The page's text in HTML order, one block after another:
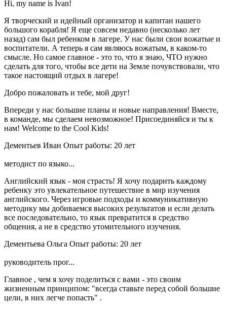
Hi, my name is Ivan!
Я творческий и идейный организатор и капитан нашего
большого корабля! Я еще совсем недавно (несколько лет
назад) сам был ребенком в лагере. У нас были свои вожатые и
воспитатели. А теперь я сам являюсь вожатым, в каком-то
смысле. Но самое главное - это то, что я знаю, ЧТО нужно
сделать для того, чтобы все дети на Земле почувствовали, что
такое настоящий отдых в лагере!
Добро пожаловать и тебе, мой друг!
Впереди у нас большие планы и новые направления! Вместе,
в команде, мы сделаем невозможное! Присоединяйся и ты к
нам! Welсome to the Cool Kids!
Дементьев Иван Опыт работы: 20 лет
методист по языко...
Английский язык - моя страсть! Я хочу подарить каждому
ребенку это увлекательное путешествие в мир изучения
английского. Через игровые подходы и коммуникативную
методику мы добиваемся высоких результатов и если делать
все последовательно, то язык превратится в средство
общения, а не в средство утомительного изучения.
Дементьева Ольга Опыт работы: 20 лет
руководитель прог...
Главное , чем я хочу поделиться с вами - это своим
жизненным принципом: "всегда ставьте перед собой большие
цели, в них легче попасть" .